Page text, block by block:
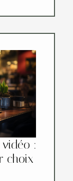
:
choix